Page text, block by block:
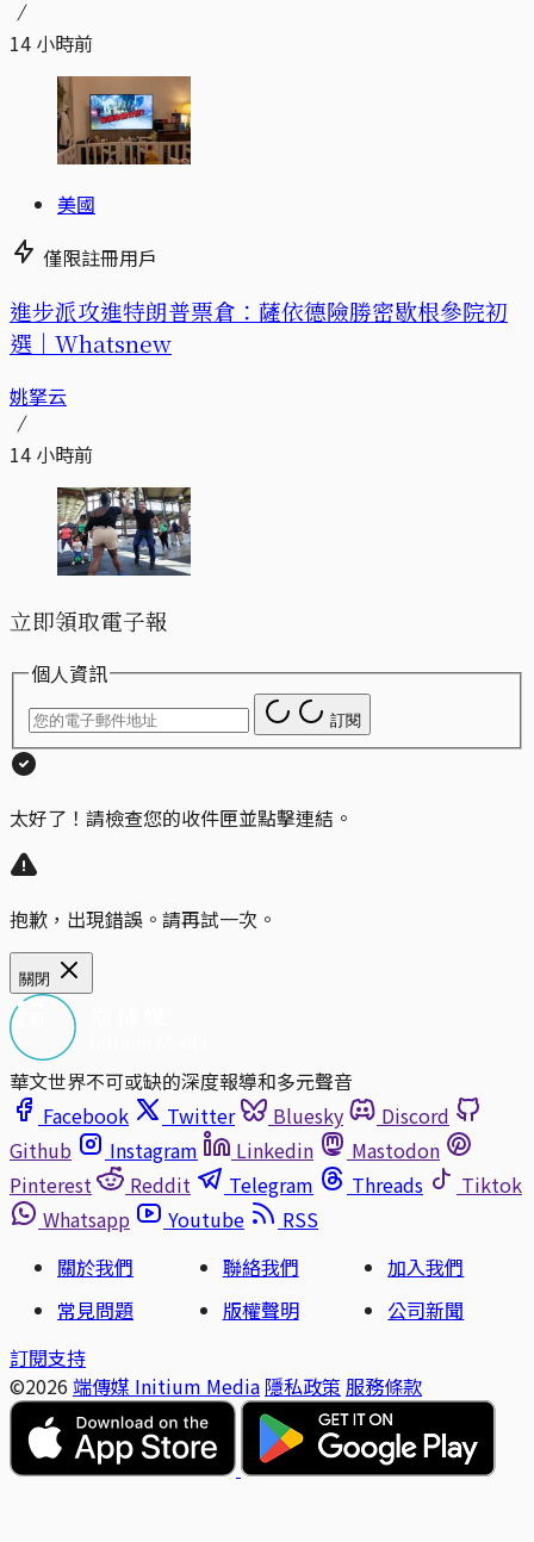
14 小時前
美國
僅限註冊用戶
進步派攻進特朗普票倉：薩依德險勝密歇根參院初
選｜Whatsnew
姚拏云
14 小時前
立即領取電子報
個人資訊
訂閱
太好了！請檢查您的收件匣並點擊連結。
抱歉，出現錯誤。請再試一次。
關閉
華文世界不可或缺的深度報導和多元聲音
Facebook
Twitter Bluesky
Discord
Github
Instagram Linkedin
Mastodon
Pinterest
Reddit Telegram Threads
Tiktok
Whatsapp
Youtube
RSS
關於我們
聯絡我們
加入我們
常見問題
版權聲明
公司新聞
訂閱支持
©2026 端傳媒 Initium Media 隱私政策 服務條款